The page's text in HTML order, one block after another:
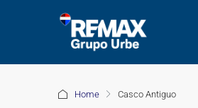
Home Casco Antiguo